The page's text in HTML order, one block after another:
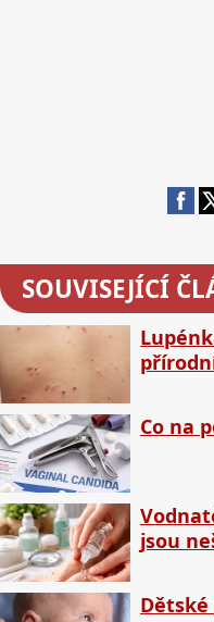
SOUVISEJÍCÍ
Co na
jsou